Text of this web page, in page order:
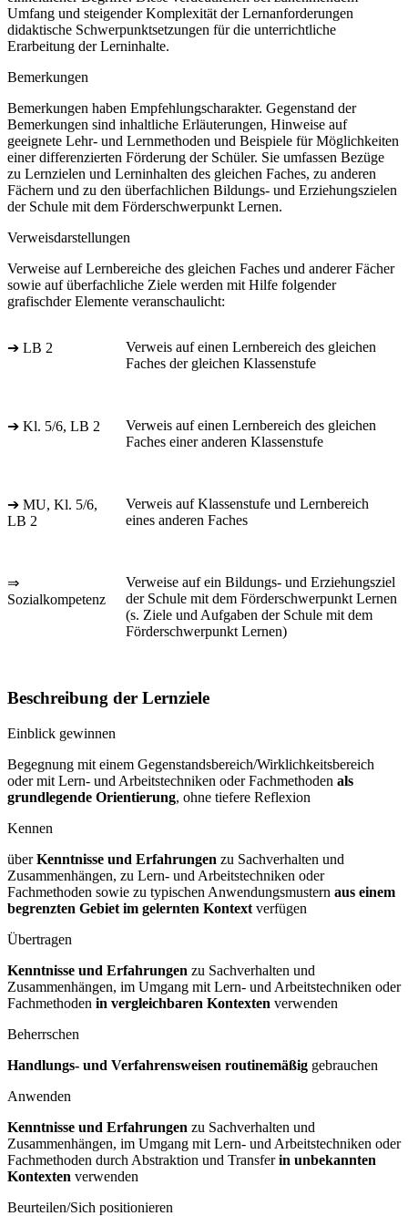
Umfang und steigender Komplexität der Lernanforderungen
didaktische Schwerpunktsetzungen für die unterrichtliche
Erarbeitung der Lerninhalte.
Bemerkungen
Bemerkungen haben Empfehlungscharakter. Gegenstand der
Bemerkungen sind inhaltliche Erläuterungen, Hinweise auf
geeignete Lehr- und Lernmethoden und Beispiele für Möglichkeiten
einer differenzierten Förderung der Schüler. Sie umfassen Bezüge
zu Lernzielen und Lerninhalten des gleichen Faches, zu anderen
Fächern und zu den überfachlichen Bildungs- und Erziehungszielen
der Schule mit dem Förderschwerpunkt Lernen.
Verweisdarstellungen
Verweise auf Lernbereiche des gleichen Faches und anderer Fächer
sowie auf überfachliche Ziele werden mit Hilfe folgender
grafischder Elemente veranschaulicht:
➔ LB 2
Verweis auf einen Lernbereich des gleichen
Faches der gleichen Klassenstufe
➔ Kl. 5/6, LB 2
Verweis auf einen Lernbereich des gleichen
Faches einer anderen Klassenstufe
➔ MU, Kl. 5/6,
LB 2
Verweis auf Klassenstufe und Lernbereich
eines anderen Faches
⇒
Sozialkompetenz
Verweise auf ein Bildungs- und Erziehungsziel
der Schule mit dem Förderschwerpunkt Lernen
(s. Ziele und Aufgaben der Schule mit dem
Förderschwerpunkt Lernen)
Beschreibung der Lernziele
Einblick gewinnen
Begegnung mit einem Gegenstandsbereich/Wirklichkeitsbereich
oder mit Lern- und Arbeitstechniken oder Fachmethoden als
grundlegende Orientierung, ohne tiefere Reflexion
Kennen
überKenntnisse und Erfahrungen zu Sachverhalten und
Zusammenhängen, zu Lern- und Arbeitstechniken oder
Fachmethoden sowie zu typischen Anwendungsmustern aus einem
begrenzten Gebiet im gelernten Kontext verfügen
Übertragen
Kenntnisse und Erfahrungen zu Sachverhalten und
Zusammenhängen, im Umgang mit Lern- und Arbeitstechniken oder
Fachmethoden in vergleichbaren Kontexten verwenden
Beherrschen
Handlungs- und Verfahrensweisen routinemäßig gebrauchen
Anwenden
Kenntnisse und Erfahrungen zu Sachverhalten und
Zusammenhängen, im Umgang mit Lern- und Arbeitstechniken oder
Fachmethoden durch Abstraktion und Transferin unbekannten
Kontexten verwenden
Beurteilen/Sich positionieren